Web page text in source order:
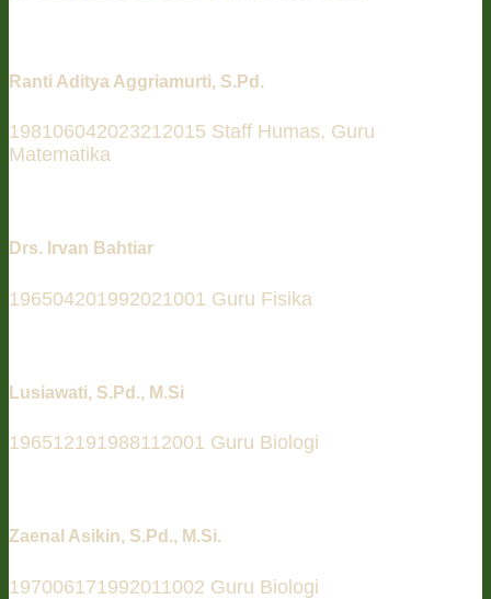
Ranti Aditya Aggriamurti, S.Pd.
198106042023212015 Staff Humas, Guru
Matematika
Drs. Irvan Bahtiar
196504201992021001 Guru Fisika
Lusiawati, S.Pd., M.Si
196512191988112001 Guru Biologi
Zaenal Asikin, S.Pd., M.Si.
197006171992011002 Guru Biologi